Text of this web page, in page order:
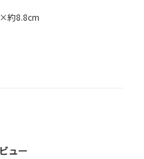
約8.8cm
ュー